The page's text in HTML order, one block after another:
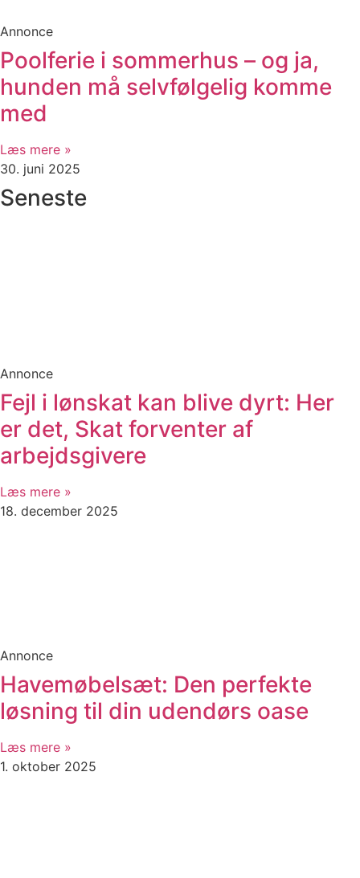
Annonce
Poolferie i sommerhus – og ja,
hunden må selvfølgelig komme
med
Læs mere »
30. juni 2025
Seneste
Annonce
Fejl i lønskat kan blive dyrt: Her
er det, Skat forventer af
arbejdsgivere
Læs mere »
18. december 2025
Annonce
Havemøbelsæt: Den perfekte
løsning til din udendørs oase
Læs mere »
1. oktober 2025